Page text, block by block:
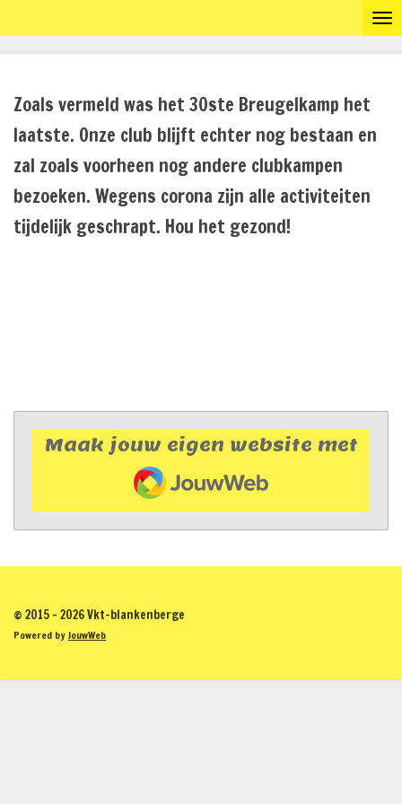
direct
de
hoofdinhoud
Zoals vermeld was het 30ste Breugelkamp het
laatste. Onze club blijft echter nog bestaan en
zal zoals voorheen nog andere clubkampen
bezoeken. Wegens corona zijn alle activiteiten
tijdelijk geschrapt. Hou het gezond!
Maak jouw eigen website met
JouwWeb
© 2015 - 2026 Vkt-blankenberge
Powered byJouwWeb